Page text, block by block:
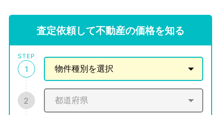
査定依頼して不動産の価格を知る
STEP
1
2